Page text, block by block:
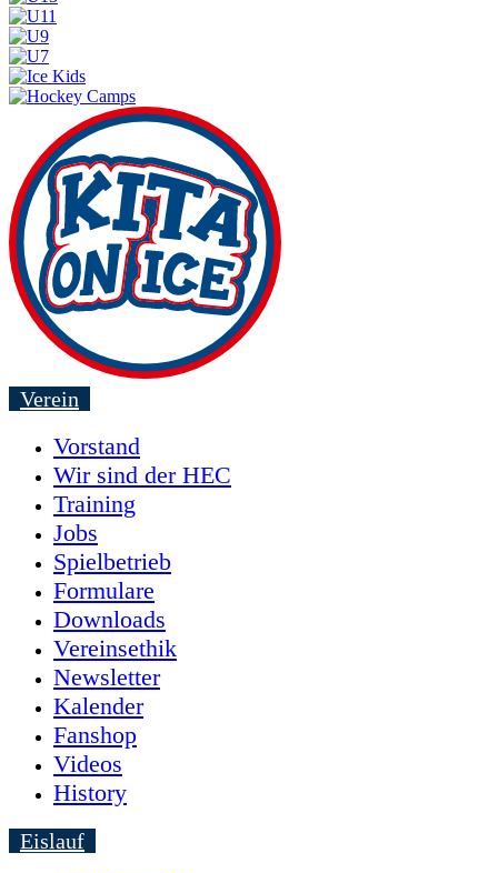
Verein
Vorstand
Wir sind der HEC
Training
Jobs
Spielbetrieb
Formulare
Downloads
Vereinsethik
Newsletter
Kalender
Fanshop
Videos
History
Eislauf